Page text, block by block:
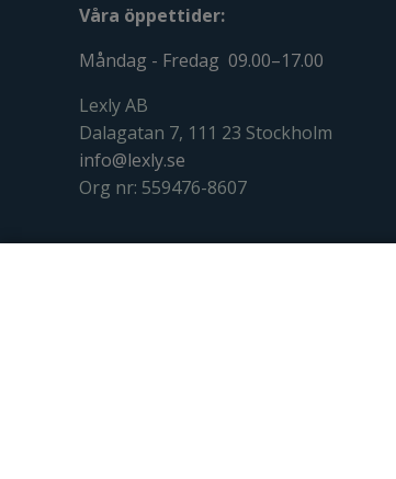
Våra öppettider:
Måndag - Fredag 09.00–17.00
Lexly AB
Dalagatan 7, 111 23 Stockholm
info@lexly.se
Org nr: 559476-8607